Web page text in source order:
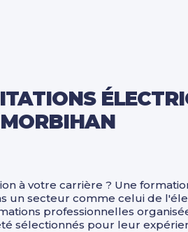
à votre carrière ? Une
un secteur comme celui de
professionnelles
sélectionnés pour leur